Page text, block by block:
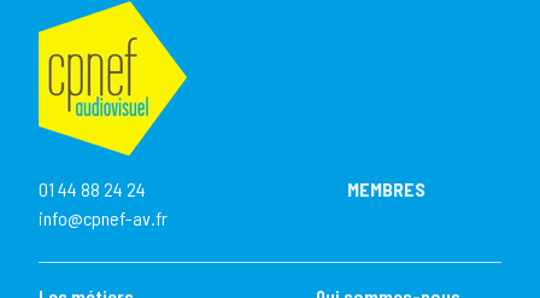
01 44 88 24 24
info@cpnef-av.fr
MEMBRES